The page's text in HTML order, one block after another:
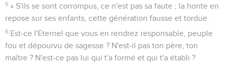
5 » S'ils se sont corrompus, ce n'est pas sa faute ; la honte en
repose sur ses enfants, cette génération fausse et tordue.
6 Est-ce l'Eternel que vous en rendrez responsable, peuple
fou et dépourvu de sagesse ? N'est-il pas ton père, ton
maître ? N'est-ce pas lui qui t'a formé et qui t'a établi ?